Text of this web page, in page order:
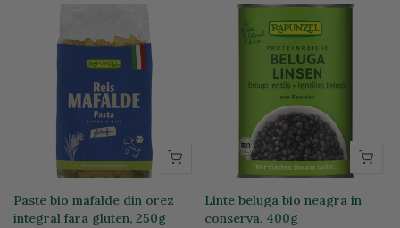
Paste bio mafalde din orez
integral fara gluten, 250g
Linte beluga bio neagra in
conserva, 400g